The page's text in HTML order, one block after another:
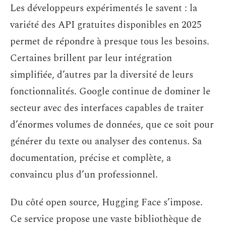
Les développeurs expérimentés le savent : la
variété des API gratuites disponibles en 2025
permet de répondre à presque tous les besoins.
Certaines brillent par leur intégration
simplifiée, d’autres par la diversité de leurs
fonctionnalités. Google continue de dominer le
secteur avec des interfaces capables de traiter
d’énormes volumes de données, que ce soit pour
générer du texte ou analyser des contenus. Sa
documentation, précise et complète, a
convaincu plus d’un professionnel.
Du côté open source, Hugging Face s’impose.
Ce service propose une vaste bibliothèque de